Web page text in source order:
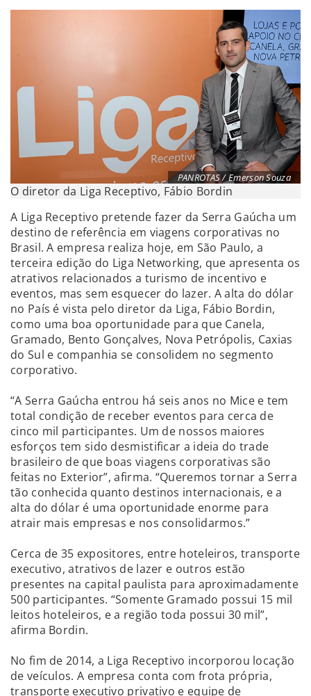
PANROTAS / Emerson Souza
O diretor da Liga Receptivo, Fábio Bordin
A Liga Receptivo pretende fazer da Serra Gaúcha um
destino de referência em viagens corporativas no
Brasil. A empresa realiza hoje, em São Paulo, a
terceira edição do Liga Networking, que apresenta os
atrativos relacionados a turismo de incentivo e
eventos, mas sem esquecer do lazer. A alta do dólar
no País é vista pelo diretor da Liga, Fábio Bordin,
como uma boa oportunidade para que Canela,
Gramado, Bento Gonçalves, Nova Petrópolis, Caxias
do Sul e companhia se consolidem no segmento
corporativo.
“A Serra Gaúcha entrou há seis anos no Mice e tem
total condição de receber eventos para cerca de
cinco mil participantes. Um de nossos maiores
esforços tem sido desmistificar a ideia do trade
brasileiro de que boas viagens corporativas são
feitas no Exterior”, afirma. “Queremos tornar a Serra
tão conhecida quanto destinos internacionais, e a
alta do dólar é uma oportunidade enorme para
atrair mais empresas e nos consolidarmos.”
Cerca de 35 expositores, entre hoteleiros, transporte
executivo, atrativos de lazer e outros estão
presentes na capital paulista para aproximadamente
500 participantes. “Somente Gramado possui 15 mil
leitos hoteleiros, e a região toda possui 30 mil”,
afirma Bordin.
No fim de 2014, a Liga Receptivo incorporou locação
de veículos. A empresa conta com frota própria,
transporte executivo privativo e equipe de